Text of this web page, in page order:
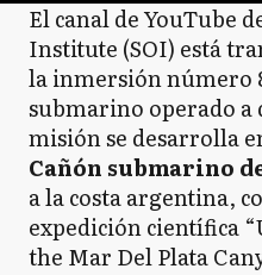
El canal de YouTube
Institute (SOI) está
la inmersión número
submarino operado a
misión se desarrolla
Cañón submarino
a la costa argentina,
expedición científica
the Mar Del Plata